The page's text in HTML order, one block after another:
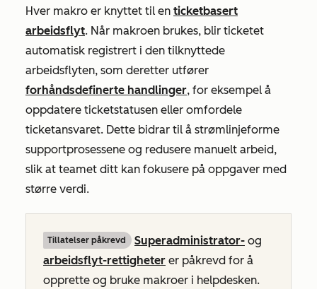
Hver makro er knyttet til en ticketbasert
arbeidsflyt. Når makroen brukes, blir ticketet
automatisk registrert i den tilknyttede
arbeidsflyten, som deretter utfører
forhåndsdefinerte handlinger, for eksempel å
oppdatere ticketstatusen eller omfordele
ticketansvaret. Dette bidrar til å strømlinjeforme
supportprosessene og redusere manuelt arbeid,
slik at teamet ditt kan fokusere på oppgaver med
større verdi.
Tillatelser påkrevd Superadministrator- og
arbeidsflyt-rettigheter er påkrevd for å
opprette og bruke makroer i helpdesken.